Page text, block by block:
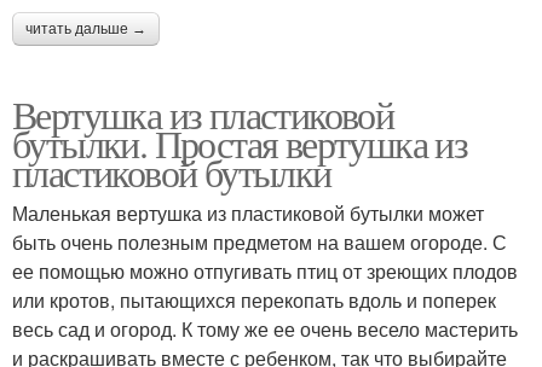
читать дальше →
Вертушка из пластиковой
бутылки. Простая вертушка из
пластиковой бутылки
Маленькая вертушка из пластиковой бутылки может
быть очень полезным предметом на вашем огороде. С
ее помощью можно отпугивать птиц от зреющих плодов
или кротов, пытающихся перекопать вдоль и поперек
весь сад и огород. К тому же ее очень весело мастерить
и раскрашивать вместе с ребенком, так что выбирайте